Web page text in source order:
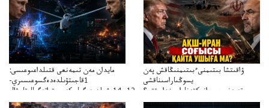
مايدان مەن تىمەنعى قتىلداعىوعىسى:
1قاجىتۋىلدەدەگسوعىسىري-
سترات12ي14ىشىلدەدەگىاسكەريستراتەگيالىقاحۋال
ۋاقىتشا بىتىمنىءبىتىمنىڭاقش پەن
يسوڭىاراسىناقشى
تەپەنىرەسيرانىكتەناراسىنداعىقتى؟
تەكەتىرەسنەلىكتەنقايتاۋشىقتى؟